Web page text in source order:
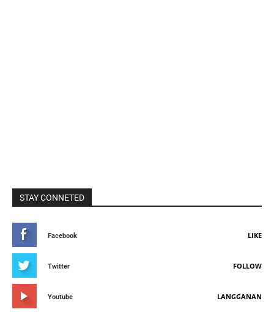
STAY CONNETED
Facebook LIKE
Twitter FOLLOW
Youtube LANGGANAN